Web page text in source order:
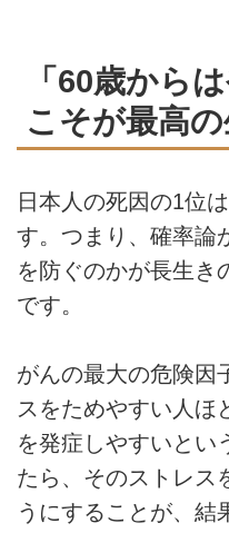
「60歳から
こそが最高
日本人の死因の1位
す。つまり、確率論
を防ぐのかが長生き
です。
がんの最大の危険因
スをためやすい人ほ
を発症しやすいとい
たら、そのストレス
うにすることが、結